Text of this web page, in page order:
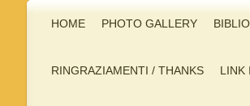
HOME PHOTO GALLERY
RINGRAZIAMENTI / THANKS LINK